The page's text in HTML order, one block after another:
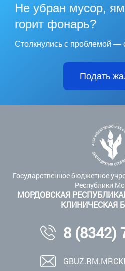
Не убран мусор,
горит фонарь?
Столкнулись с проблемой —
Подать
Государственное бюджетное
Республики
МОРДОВСКАЯ
КЛИНИЧЕСКАЯ
8 (8342)